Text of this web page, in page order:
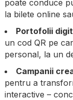
poate conduce
la bilete online
Portofolii
un cod QR pe
personal, la un
Campanii
pentru a
interactive –